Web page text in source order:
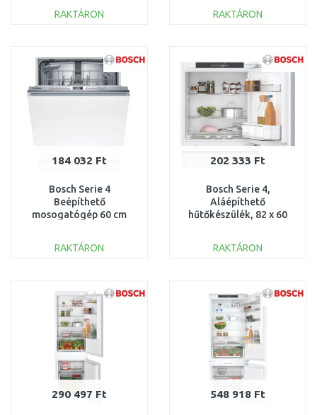
KIN96VFD0
RAKTÁRON
Összehasonlítás
RAKTÁRON
Összehasonlítás
184 032 Ft
Bosch Serie 4
Beépíthető
mosogatógép 60 cm
RAKTÁRON
Összehasonlítás
202 333 Ft
Bosch Serie 4,
Aláépíthető
hűtőkészülék, 82 x 60
KUR21VFE0
RAKTÁRON
Összehasonlítás
290 497 Ft 548 918 Ft